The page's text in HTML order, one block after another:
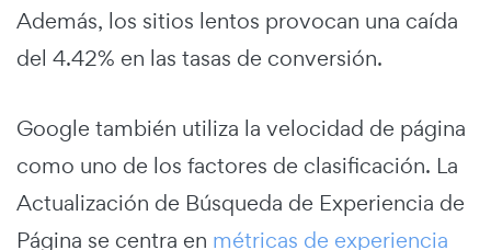
Además, los sitios lentos provocan una caída
del 4.42% en las tasas de conversión.
Google también utiliza la velocidad de página
como uno de los factores de clasificación. La
Actualización de Búsqueda de Experiencia de
Página se centra en métricas de experiencia